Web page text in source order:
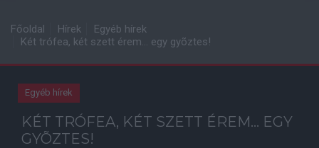
Főoldal Hírek
Egyéb hírek
Két trófea, két szett érem... egy gyõztes!
Egyéb hírek
KÉT TRÓFEA, KÉT SZETT ÉREM... EGY
GYÕZTES!